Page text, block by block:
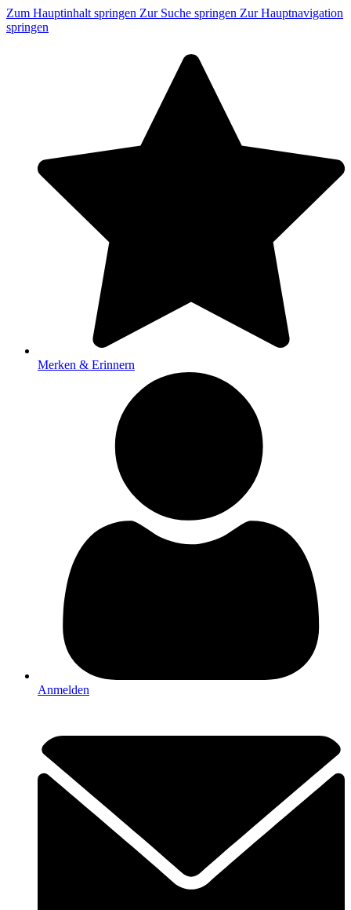
Zum Hauptinhalt springen Zur Suche springen Zur Hauptnavigation
springen
Merken & Erinnern
Anmelden